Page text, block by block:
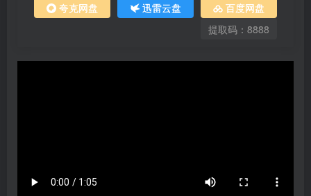
夸克网盘 迅雷云盘
百度网盘
提取码：8888